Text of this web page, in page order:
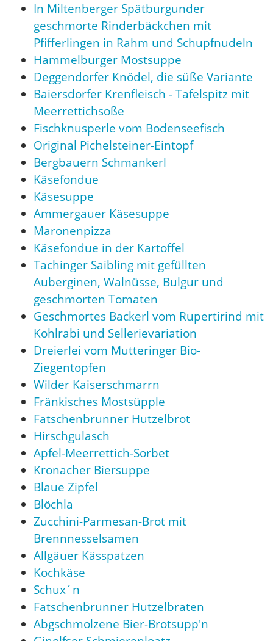
In Miltenberger Spätburgunder
geschmorte Rinderbäckchen mit
Pfifferlingen in Rahm und Schupfnudeln
Hammelburger Mostsuppe
Deggendorfer Knödel, die süße Variante
Baiersdorfer Krenfleisch - Tafelspitz mit
Meerrettichsoße
Fischknusperle vom Bodenseefisch
Original Pichelsteiner-Eintopf
Bergbauern Schmankerl
Käsefondue
Käsesuppe
Ammergauer Käsesuppe
Maronenpizza
Käsefondue in der Kartoffel
Tachinger Saibling mit gefüllten
Auberginen, Walnüsse, Bulgur und
geschmorten Tomaten
Geschmortes Backerl vom Rupertirind mit
Kohlrabi und Sellerievariation
Dreierlei vom Mutteringer Bio-
Ziegentopfen
Wilder Kaiserschmarrn
Fränkisches Mostsüpple
Fatschenbrunner Hutzelbrot
Hirschgulasch
Apfel-Meerrettich-Sorbet
Kronacher Biersuppe
Blaue Zipfel
Blöchla
Zucchini-Parmesan-Brot mit
Brennnesselsamen
Allgäuer Kässpatzen
Kochkäse
Schux´n
Fatschenbrunner Hutzelbraten
Abgschmolzene Bier-Brotsupp'n